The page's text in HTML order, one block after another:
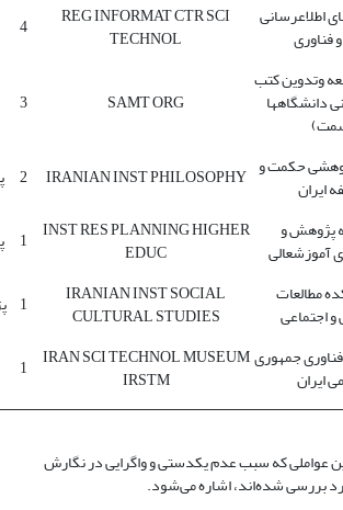
اطلاع‫رسانی
فناوری
REG INFORMAT CTR SCI
TECHNOL
4
وتدوین کتب
دانشگاه‫ها SAMT ORG
3
حکمت و
ایران IRANIAN INST PHILOSOPHY
2
پژوهش و
آموزش‫عالی
INST RES PLANNING HIGHER
EDUC
1
مطالعات
اجتماعی
IRANIAN INST SOCIAL
CULTURAL STUDIES
1
جمهوری
ایران
IRAN SCI TECHNOL MUSEUM
IRSTM
1
عواملی که سبب عدم یکدستی و واگرایی در نگارش
بررسی شده‌اند، اشاره می‌شود.